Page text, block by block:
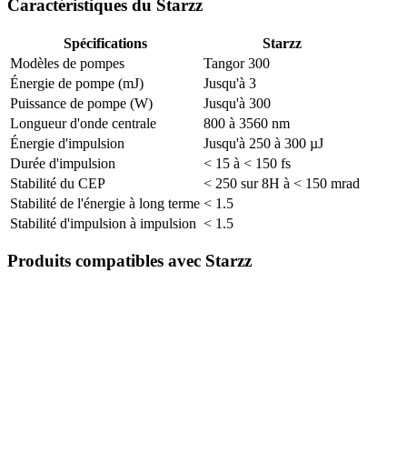
Caractéristiques du Starzz
Spécifications
Starzz
Modèles de pompes
Tangor 300
Énergie de pompe (mJ)
Jusqu'à 3
Puissance de pompe (W)
Jusqu'à 300
Longueur d'onde centrale
800 à 3560 nm
Énergie d'impulsion
Jusqu'à 250 à 300 µJ
Durée d'impulsion
< 15 à < 150 fs
Stabilité du CEP
< 250 sur 8H à < 150 mrad
Stabilité de l'énergie à long terme < 1.5
Stabilité d'impulsion à impulsion < 1.5
Produits compatibles avec Starzz